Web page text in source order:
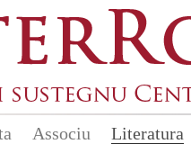
Associu Literatura